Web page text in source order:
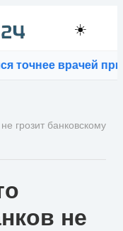
☀️
врачей при
грозит банковскому
не